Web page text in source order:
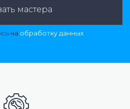
мастера
на обработку данных